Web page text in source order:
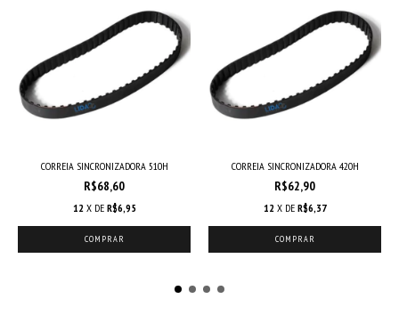
CORREIA SINCRONIZADORA 510H
R$68,60
12 X DE R$6,95
COMPRAR
CORREIA SINCRONIZADORA 420H
R$62,90
12 X DE R$6,37
COMPRAR